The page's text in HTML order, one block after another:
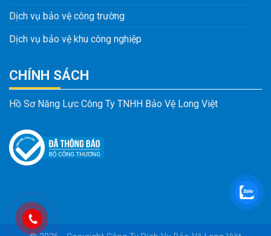
Dịch vụ bảo vệ công trường
Dịch vụ bảo vệ khu công nghiệp
CHÍNH SÁCH
Hồ Sơ Năng Lực Công Ty TNHH Bảo Vệ Long Việt